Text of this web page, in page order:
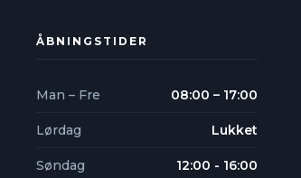
ÅBNINGSTIDER
Man – Fre 08:00 – 17:00
Lørdag Lukket
Søndag 12:00 - 16:00